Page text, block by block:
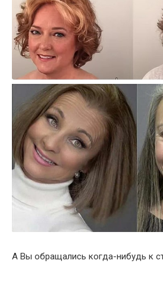
А Вы обращались когда-нибудь к